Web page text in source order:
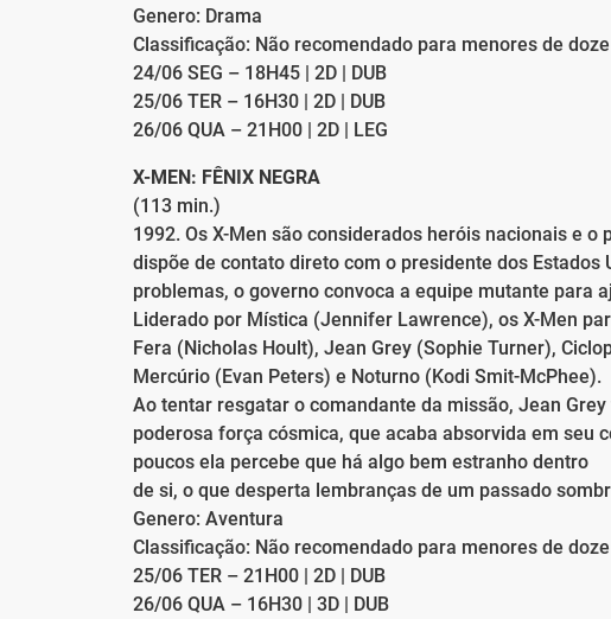
Genero: Drama
Classificação: Não recomendado para menores de
24/06 SEG – 18H45 | 2D | DUB
25/06 TER – 16H30 | 2D | DUB
26/06 QUA – 21H00 | 2D | LEG
X-MEN: FÊNIX NEGRA
(113 min.)
1992. Os X-Men são considerados heróis nacionais e
dispõe de contato direto com o presidente dos
problemas, o governo convoca a equipe mutante para
Liderado por Mística (Jennifer Lawrence), os X-Men
Fera (Nicholas Hoult), Jean Grey (Sophie Turner),
Mercúrio (Evan Peters) e Noturno (Kodi Smit-McPhee).
Ao tentar resgatar o comandante da missão, Jean
poderosa força cósmica, que acaba absorvida em seu
poucos ela percebe que há algo bem estranho dentro
de si, o que desperta lembranças de um passado
Genero: Aventura
Classificação: Não recomendado para menores de
25/06 TER – 21H00 | 2D | DUB
26/06 QUA – 16H30 | 3D | DUB